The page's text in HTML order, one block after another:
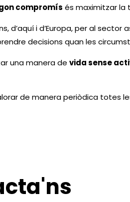
compromís és maximitzar la
d’aquí i d’Europa, per al sector
decisions quan les
una manera de vida sense
de manera periòdica totes